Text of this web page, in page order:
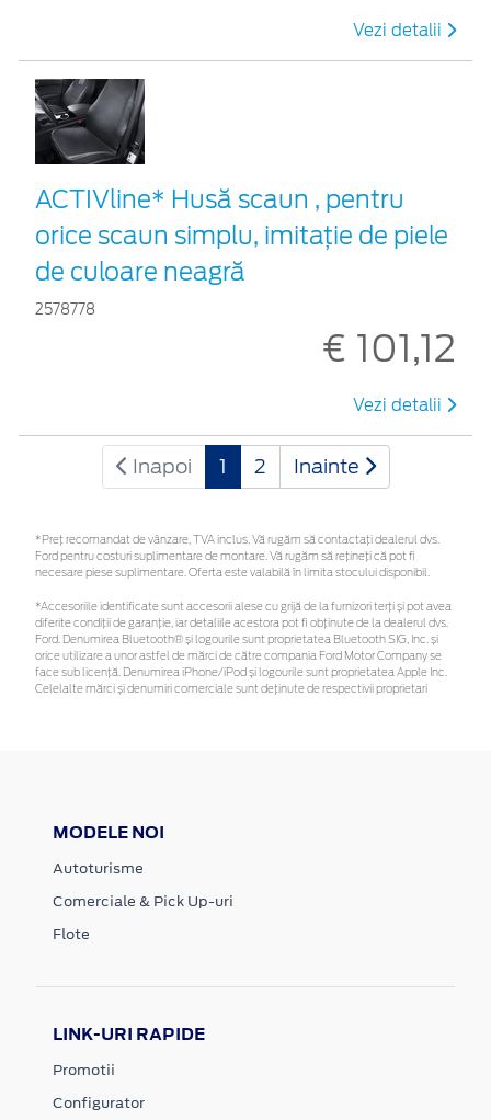
Vezi detalii
ACTIVline* Husă scaun , pentru
orice scaun simplu, imitație de piele
de culoare neagră
2578778
€ 101,12
Vezi detalii
Inapoi 1 2 Inainte
*Preţ recomandat de vânzare, TVA inclus. Vă rugăm să contactaţi dealerul dvs.
Ford pentru costuri suplimentare de montare. Vă rugăm să rețineți că pot fi
necesare piese suplimentare. Oferta este valabilă în limita stocului disponibil.
*Accesoriile identificate sunt accesorii alese cu grijă de la furnizori terți și pot avea
diferite condiții de garanție, iar detaliile acestora pot fi obținute de la dealerul dvs.
Ford. Denumirea Bluetooth® și logourile sunt proprietatea Bluetooth SIG, Inc. și
orice utilizare a unor astfel de mărci de către compania Ford Motor Company se
face sub licență. Denumirea iPhone/iPod și logourile sunt proprietatea Apple Inc.
Celelalte mărci și denumiri comerciale sunt deținute de respectivii proprietari
MODELE NOI
Autoturisme
Comerciale & Pick Up-uri
Flote
LINK-URI RAPIDE
Promotii
Configurator